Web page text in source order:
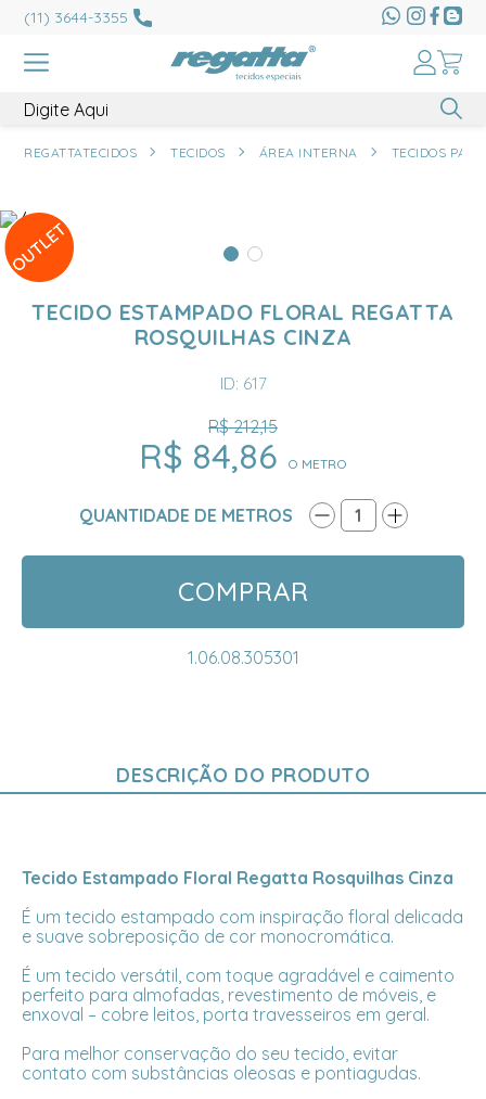
(11) 3644-3355
REGATTATECIDOS TECIDOS ÁREA INTERNA TECIDOS
TECIDO ESTAMPADO FLORAL REGATTA
ROSQUILHAS CINZA
ID: 617
R$ 84,86 O METRO
R$ 212,15
QUANTIDADE DE METROS 1
COMPRAR
1.06.08.305301
DESCRIÇÃO DO PRODUTO
Tecido Estampado Floral Regatta Rosquilhas Cinza
É um tecido estampado com inspiração floral delicada
e suave sobreposição de cor monocromática.
É um tecido versátil, com toque agradável e caimento
perfeito para almofadas, revestimento de móveis, e
enxoval – cobre leitos, porta travesseiros em geral.
Para melhor conservação do seu tecido, evitar
contato com substâncias oleosas e pontiagudas.